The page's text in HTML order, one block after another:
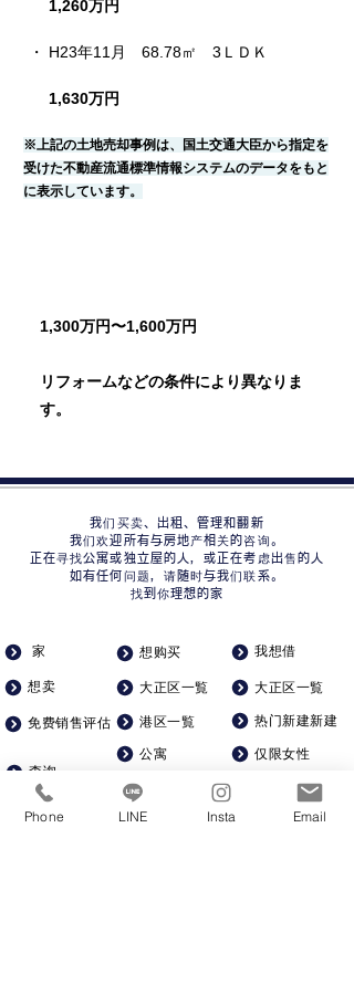
1,260万円
・ H23年11月　68.78㎡　3ＬＤＫ
1,630万円
※上記の土地売却事例は、国土交通大臣から指定を
受けた不動産流通標準情報システムのデータをもと
に表示しています。
1,300万円〜1,600万円
リフォームなどの条件により異なりま
す。
我们买卖、出租、管理和翻新
我们欢迎所有与房地产相关的咨询。
正在寻找公寓或独立屋的人，或正在考虑出售的人
如有任何问题，请随时与我们联系。
找到你理想的家
家
想卖
想购买
大正区一覧
免费销售评估
查询
公司简介
公寓
二手独立屋
土地
港区一覧
我想借
大正区一覧
热门新建新建
仅限女性
对于单身人士
宽敞宽敞
Phone LINE Insta Email